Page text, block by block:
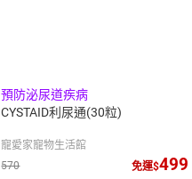
預防泌尿道疾病
CYSTAID利尿通(30粒)
寵愛家寵物生活館
570
免運 499